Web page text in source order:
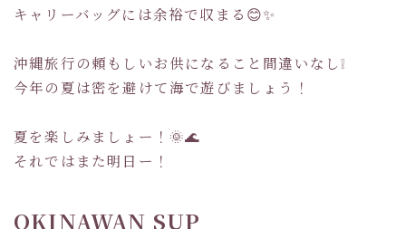
キャリーバッグには余裕で収まる😊✨
沖縄旅行の頼もしいお供になること間違いなし❕
今年の夏は密を避けて海で遊びましょう！
夏を楽しみましょー！🌞🌊
それではまた明日ー！
OKINAWAN SUP